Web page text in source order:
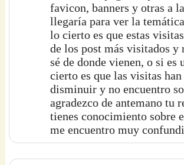
favicon, banners y otras a
llegaría para ver la
lo cierto es que estas
de los post más visitados y
sé de donde vienen, o si es
cierto es que las visitas han
disminuir y no encuentro
agradezco de antemano tu
tienes conocimiento sobre
me encuentro muy